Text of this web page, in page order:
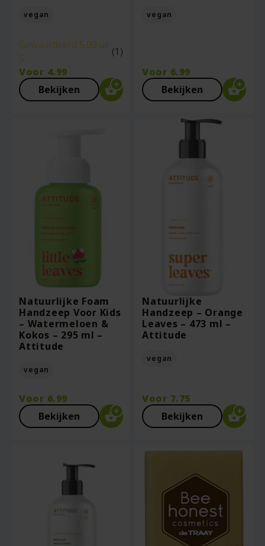
vegan
Gewaardeerd 5.00 uit
5
(1)
Voor 4.99
Bekijken
vegan
Voor 6.99
Bekijken
Natuurlijke Foam
Handzeep Voor Kids
– Watermeloen &
Kokos – 295 ml –
Attitude
vegan
Voor 6.99
Bekijken
Natuurlijke
Handzeep – Orange
Leaves – 473 ml –
Attitude
vegan
Voor 7.75
Bekijken